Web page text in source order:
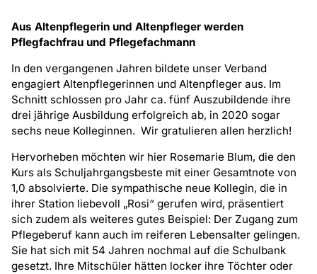
Aus Altenpflegerin und Altenpfleger werden
Pflegfachfrau und Pflegefachmann
In den vergangenen Jahren bildete unser Verband
engagiert Altenpflegerinnen und Altenpfleger aus. Im
Schnitt schlossen pro Jahr ca. fünf Auszubildende ihre
drei jährige Ausbildung erfolgreich ab, in 2020 sogar
sechs neue Kolleginnen. Wir gratulieren allen herzlich!
Hervorheben möchten wir hier Rosemarie Blum, die den
Kurs als Schuljahrgangsbeste mit einer Gesamtnote von
1,0 absolvierte. Die sympathische neue Kollegin, die in
ihrer Station liebevoll „Rosi“ gerufen wird, präsentiert
sich zudem als weiteres gutes Beispiel: Der Zugang zum
Pflegeberuf kann auch im reiferen Lebensalter gelingen.
Sie hat sich mit 54 Jahren nochmal auf die Schulbank
gesetzt. Ihre Mitschüler hätten locker ihre Töchter oder